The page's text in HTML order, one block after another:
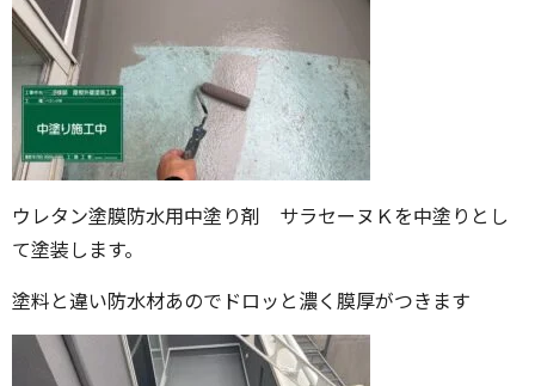
ウレタン塗膜防水用中塗り剤 サラセーヌＫを中塗りとし
て塗装します。
塗料と違い防水材あのでドロッと濃く膜厚がつきます